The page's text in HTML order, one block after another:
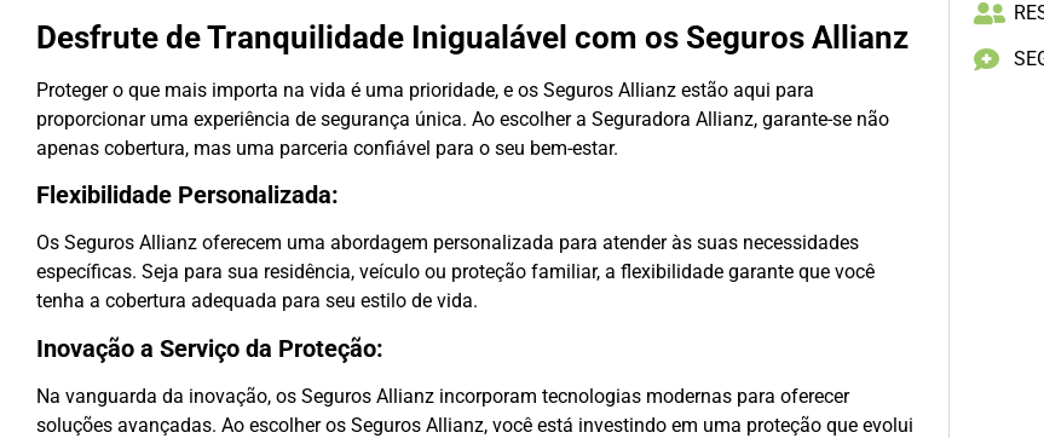
Desfrute de Tranquilidade Inigualável com os Seguros Allianz
Proteger o que mais importa na vida é uma prioridade, e os Seguros Allianz estão aqui para
proporcionar uma experiência de segurança única. Ao escolher a Seguradora Allianz, garante-se não
apenas cobertura, mas uma parceria confiável para o seu bem-estar.
Flexibilidade Personalizada:
Os Seguros Allianz oferecem uma abordagem personalizada para atender às suas necessidades
específicas. Seja para sua residência, veículo ou proteção familiar, a flexibilidade garante que você
tenha a cobertura adequada para seu estilo de vida.
Inovação a Serviço da Proteção:
Na vanguarda da inovação, os Seguros Allianz incorporam tecnologias modernas para oferecer
soluções avançadas. Ao escolher os Seguros Allianz, você está investindo em uma proteção que evolui